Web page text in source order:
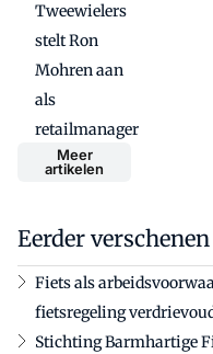
Tweewielers
stelt Ron
Mohren aan
als
retailmanager
Meer
artikelen
Eerder verschenen
Fiets als
fietsregeling
Stichting Barmhartige